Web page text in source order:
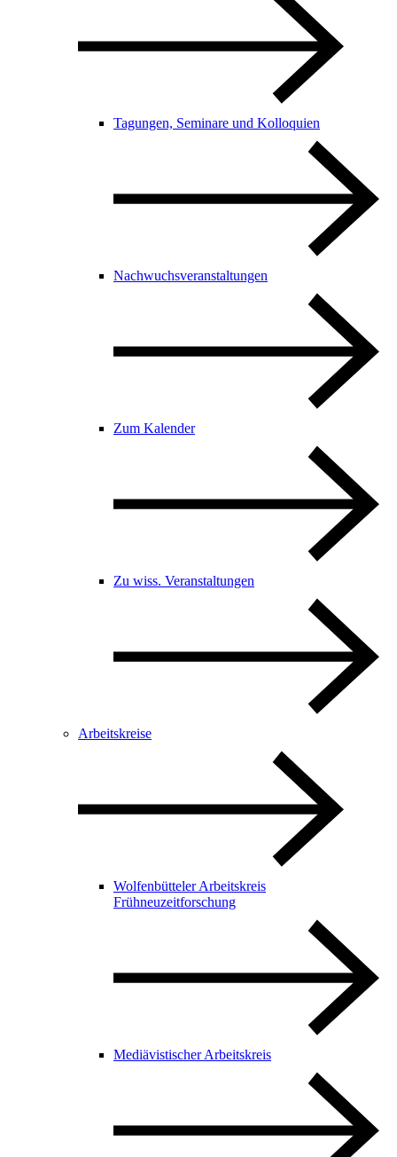
Tagungen, Seminare und Kolloquien
Nachwuchsveranstaltungen
Zum Kalender
Zu wiss. Veranstaltungen
Arbeitskreise
Wolfenbütteler Arbeitskreis
Frühneuzeitforschung
Mediävistischer Arbeitskreis